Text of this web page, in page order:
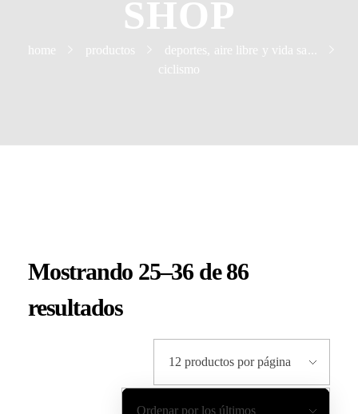
Utilidades para el hogar
Nosotros
home productos
deportes, aire libre y vida sa...
ciclismo
SHOP
Mostrando 25–36 de 86
resultados